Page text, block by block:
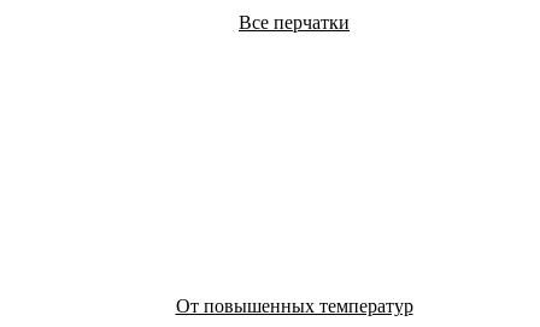
Все перчатки
От повышенных температур